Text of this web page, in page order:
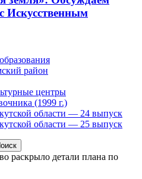
Искусственным
район
центры
(1999 г.)
области — 24 выпуск
области — 25 выпуск
раскрыло детали плана по